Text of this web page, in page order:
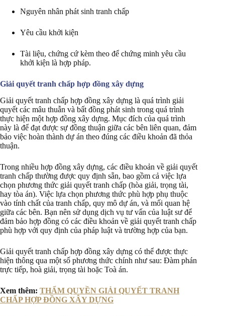
Nguyên nhân phát sinh tranh chấp
Yêu cầu khởi kiện
Tài liệu, chứng cứ kèm theo để chứng minh yêu cầu
khởi kiện là hợp pháp.
Giải quyết tranh chấp hợp đồng xây dựng
Giải quyết tranh chấp hợp đồng xây dựng là quá trình giải
quyết các mâu thuẫn và bất đồng phát sinh trong quá trình
thực hiện một hợp đồng xây dựng. Mục đích của quá trình
này là để đạt được sự đồng thuận giữa các bên liên quan, đảm
bảo việc hoàn thành dự án theo đúng các điều khoản đã thỏa
thuận.
Trong nhiều hợp đồng xây dựng, các điều khoản về giải quyết
tranh chấp thường được quy định sẵn, bao gồm cả việc lựa
chọn phương thức giải quyết tranh chấp (hòa giải, trọng tài,
hay tòa án). Việc lựa chọn phương thức phù hợp phụ thuộc
vào tính chất của tranh chấp, quy mô dự án, và mối quan hệ
giữa các bên. Bạn nên sử dụng dịch vụ tư vấn của luật sư để
đảm bảo hợp đồng có các điều khoản về giải quyết tranh chấp
phù hợp với quy định của pháp luật và trường hợp của bạn.
Giải quyết tranh chấp hợp đồng xây dựng có thể được thực
hiện thông qua một số phương thức chính như sau: Đàm phán
trực tiếp, hoà giải, trọng tài hoặc Toà án.
Xem thêm: THẨM QUYỀN GIẢI QUYẾT TRANH
CHẤP HỢP ĐỒNG XÂY DỰNG